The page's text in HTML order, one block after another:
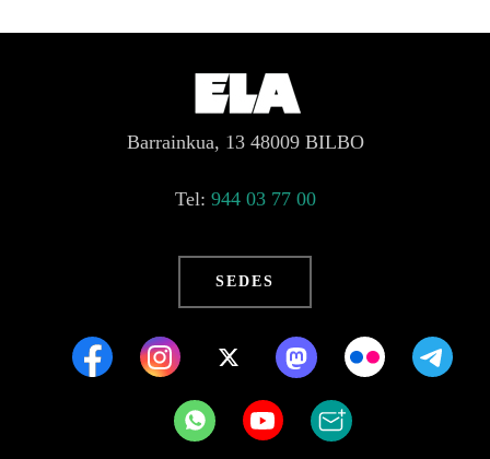
Barrainkua, 13 48009 BILBO
Tel: 944 03 77 00
SEDES